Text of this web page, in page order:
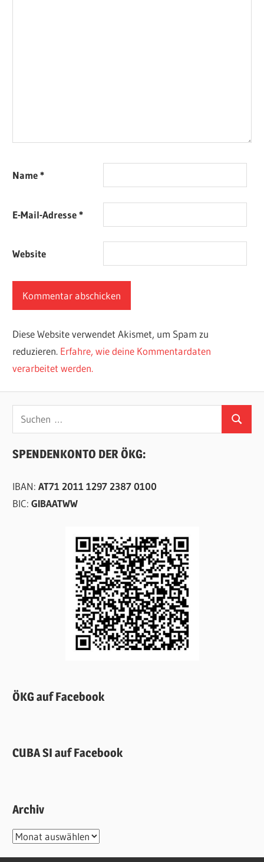
Name*
E-Mail-Adresse*
Website
Diese Website verwendet Akismet, um Spam zu
reduzieren. Erfahre, wie deine Kommentardaten
verarbeitet werden.
Suchen
nach:
Suchen
SPENDENKONTO DER ÖKG:
IBAN:AT71 2011 1297 2387 0100
BIC:GIBAATWW
ÖKG auf Facebook
CUBA SI auf Facebook
Archiv
Archiv